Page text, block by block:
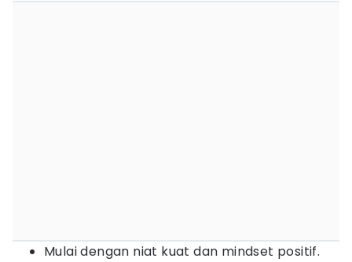
Mulai dengan niat kuat dan mindset positif.